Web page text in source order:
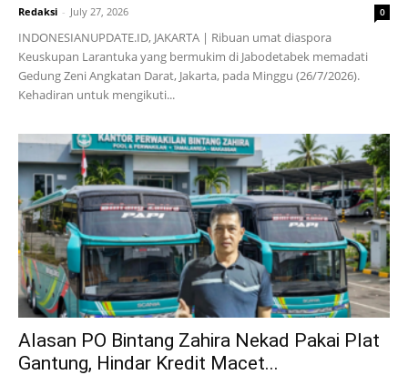
Redaksi - July 27, 2026 0
INDONESIANUPDATE.ID, JAKARTA | Ribuan umat diaspora
Keuskupan Larantuka yang bermukim di Jabodetabek memadati
Gedung Zeni Angkatan Darat, Jakarta, pada Minggu (26/7/2026).
Kehadiran untuk mengikuti...
Alasan PO Bintang Zahira Nekad Pakai Plat
Gantung, Hindar Kredit Macet...